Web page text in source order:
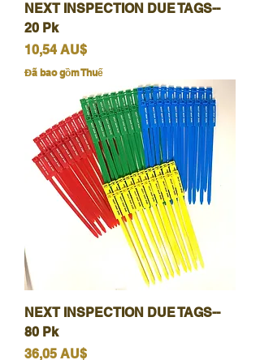
NEXT INSPECTION DUE TAGS--
20 Pk
Giá
10,54 AU$
Đã bao gồm Thuế
NEXT INSPECTION DUE TAGS--
80 Pk
Giá
36,05 AU$